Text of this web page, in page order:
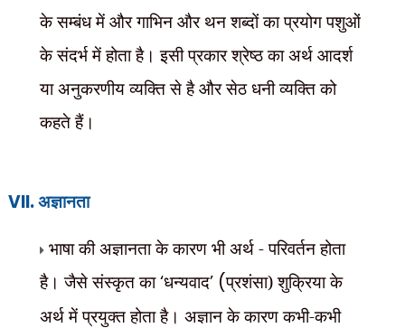
के सम्बंध में और गाभिन और थन शब्दों का प्रयोग पशुओं
के संदर्भ में होता है। इसी प्रकार श्रेष्ठ का अर्थ आदर्श
या अनुकरणीय व्यक्ति से है और सेठ धनी व्यक्ति को
कहते हैं।
VII.अज्ञानता
भाषा की अज्ञानता के कारण भी अर्थ - परिवर्तन होता
है। जैसे संस्कृत का‘धन्यवाद’ (प्रशंसा) शुक्रिया के
अर्थ में प्रयुक्त होता है। अज्ञान के कारण कभी-कभी